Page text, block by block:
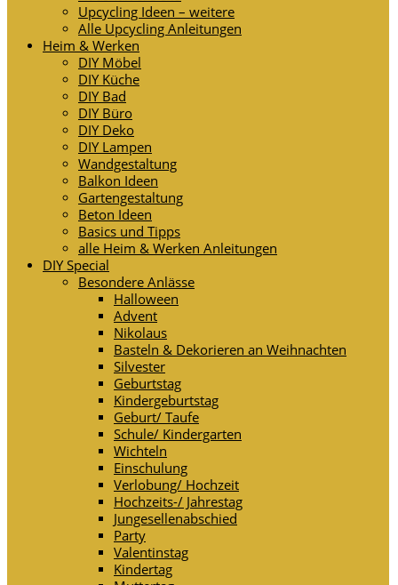
Upcycling Ideen – weitere
Alle Upcycling Anleitungen
Heim & Werken
DIY Möbel
DIY Küche
DIY Bad
DIY Büro
DIY Deko
DIY Lampen
Wandgestaltung
Balkon Ideen
Gartengestaltung
Beton Ideen
Basics und Tipps
alle Heim & Werken Anleitungen
DIY Special
Besondere Anlässe
Halloween
Advent
Nikolaus
Basteln & Dekorieren an Weihnachten
Silvester
Geburtstag
Kindergeburtstag
Geburt/ Taufe
Schule/ Kindergarten
Wichteln
Einschulung
Verlobung/ Hochzeit
Hochzeits-/ Jahrestag
Jungesellenabschied
Party
Valentinstag
Kindertag